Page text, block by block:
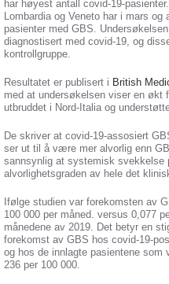
har høyest antall covid-19-
Lombardia og Veneto har i mars
pasienter med GBS.
diagnostisert med covid-19, og
kontrollgruppe.
Resultatet er publisert i British
med at undersøkelsen viser en økt
utbruddet i Nord-Italia og
De skriver at covid-19-assosiert
ser ut til å være mer alvorlig enn
sannsynlig at systemisk svekkelse
alvorlighetsgraden av ​​hele det
Ifølge studien var forekomsten av
100 000 per måned. versus 0,077
månedene av 2019. Det betyr en
forekomst av GBS hos covid-19-
og hos de innlagte pasientene
236 per 100 000.